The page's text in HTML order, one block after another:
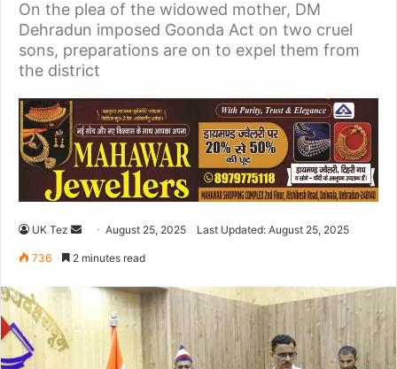
On the plea of ​​the widowed mother, DM
Dehradun imposed Goonda Act on two cruel
sons, preparations are on to expel them from
the district
UK Tez August 25, 2025 Last Updated: August 25, 2025
736 2 minutes read